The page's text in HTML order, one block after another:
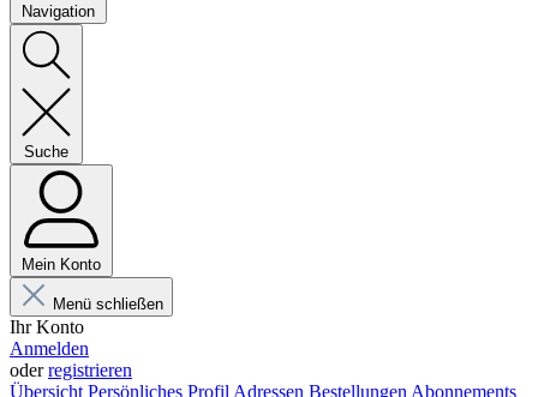
Navigation
Suche
Mein Konto
Menü schließen
Ihr Konto
Anmelden
oderregistrieren
Übersicht Persönliches Profil Adressen Bestellungen Abonnements